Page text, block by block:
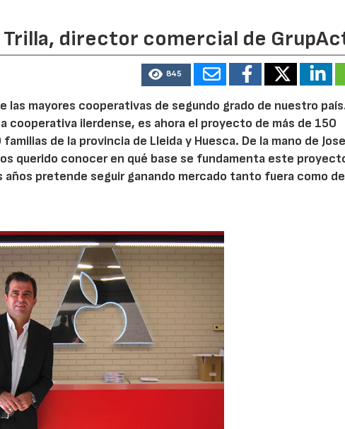
Trilla, director comercial de
845
las mayores cooperativas de segundo grado de nuestro
cooperativa ilerdense, es ahora el proyecto de más de 150
de la provincia de Lleida y Huesca. De la mano de
querido conocer en qué base se fundamenta este
pretende seguir ganando mercado tanto fuera como